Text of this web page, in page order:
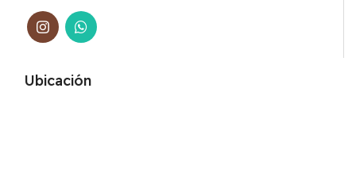
Ubicación